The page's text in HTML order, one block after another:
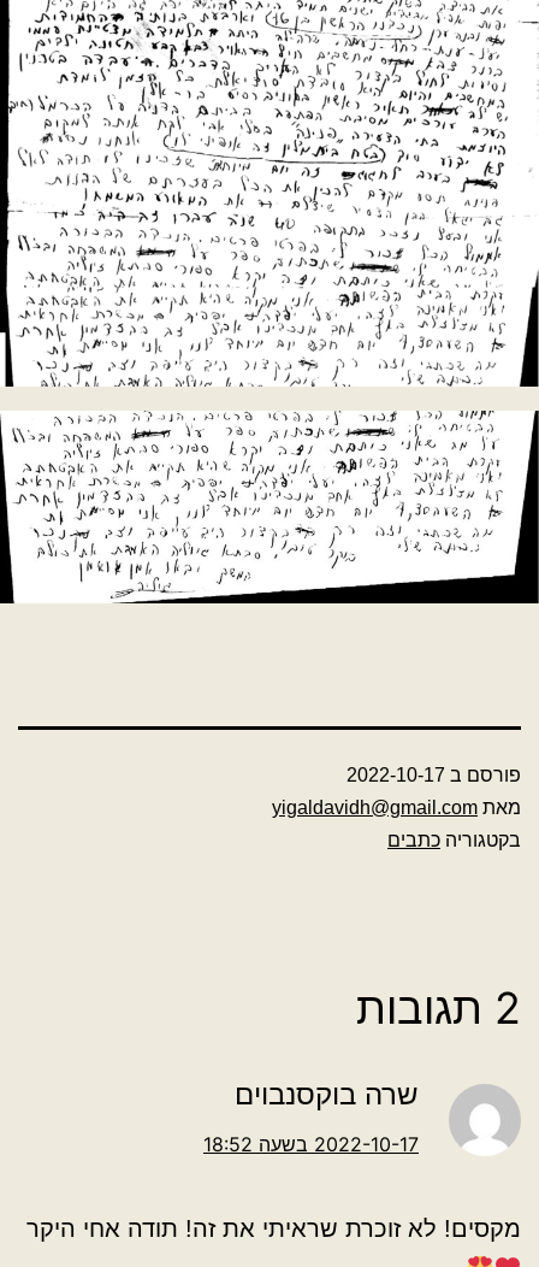
פורסם ב 2022-10-17
מאת yigaldavidh@gmail.com
בקטגוריה כתבים
2 תגובות
שרה בוקסנבוים
2022-10-17 בשעה 18:52
מקסים! לא זוכרת שראיתי את זה! תודה אחי היקר